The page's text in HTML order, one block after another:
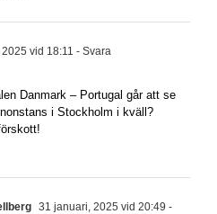
vid 18:11 - Svara
Danmark – Portugal går att se
i Stockholm i kväll?
31 januari, 2025 vid 20:49 -